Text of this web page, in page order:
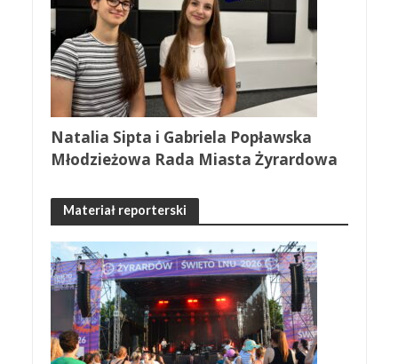
Natalia Sipta i Gabriela Popławska
Młodzieżowa Rada Miasta Żyrardowa
Materiał reporterski